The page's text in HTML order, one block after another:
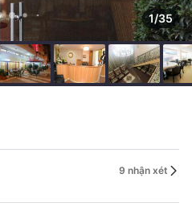
1/35
9 nhận xét